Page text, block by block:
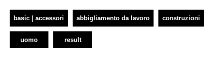
basic | accessori abbigliamento da lavoro construzioni
uomo result